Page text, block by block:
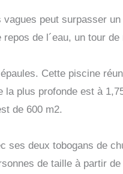
peut surpasser
de l´eau, un tour de
Cette piscine
la plus profonde est à
de 600 m2.
deux tobogans de
de taille à partir